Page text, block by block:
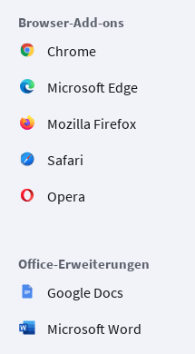
Browser-Add-ons
Chrome
Microsoft Edge
Mozilla Firefox
Safari
Opera
Office-Erweiterungen
Google Docs
Microsoft Word